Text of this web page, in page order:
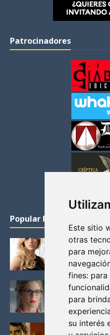
Este sitio
otras
para
fines: para
para
su interés
Patrocinadores
Popular Posts
KATHERYN
VIKINGOS
Junio 14, 2013
FELICITY
MAS BONITAS
Noviembre 30,
BLACK